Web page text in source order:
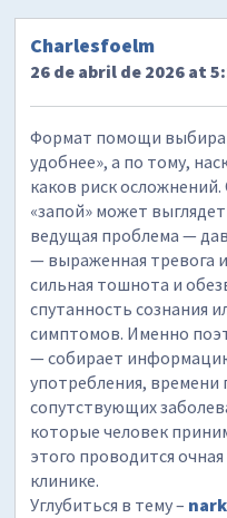
Charlesfoelm
26 de abril de 2026 at
Формат помощи
удобнее», а по тому,
каков риск
«запой» может
ведущая проблема —
— выраженная тревога
сильная тошнота и
спутанность сознания
симптомов. Именно
— собирает
употребления, времени
сопутствующих
которые человек
этого проводится
клинике.
Углубиться в тему –